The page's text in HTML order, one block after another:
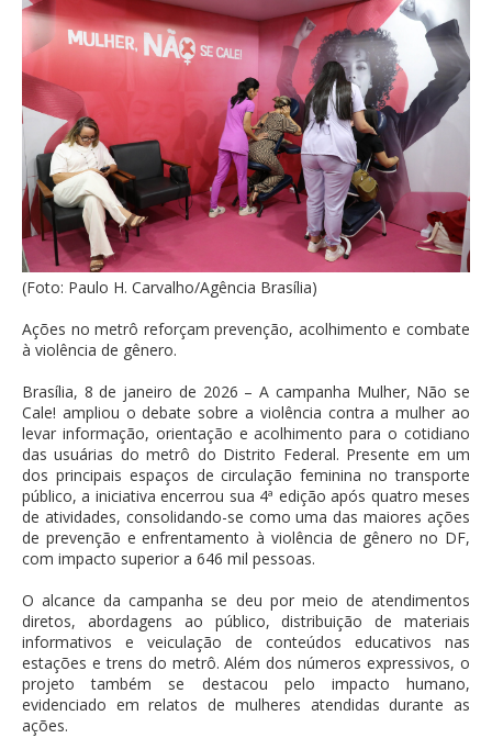
(Foto: Paulo H. Carvalho/Agência Brasília)
Ações no metrô reforçam prevenção, acolhimento e combate
à violência de gênero.
Brasília, 8 de janeiro de 2026 – A campanha Mulher, Não se
Cale! ampliou o debate sobre a violência contra a mulher ao
levar informação, orientação e acolhimento para o cotidiano
das usuárias do metrô do Distrito Federal. Presente em um
dos principais espaços de circulação feminina no transporte
público, a iniciativa encerrou sua 4ª edição após quatro meses
de atividades, consolidando-se como uma das maiores ações
de prevenção e enfrentamento à violência de gênero no DF,
com impacto superior a 646 mil pessoas.
O alcance da campanha se deu por meio de atendimentos
diretos, abordagens ao público, distribuição de materiais
informativos e veiculação de conteúdos educativos nas
estações e trens do metrô. Além dos números expressivos, o
projeto também se destacou pelo impacto humano,
evidenciado em relatos de mulheres atendidas durante as
ações.